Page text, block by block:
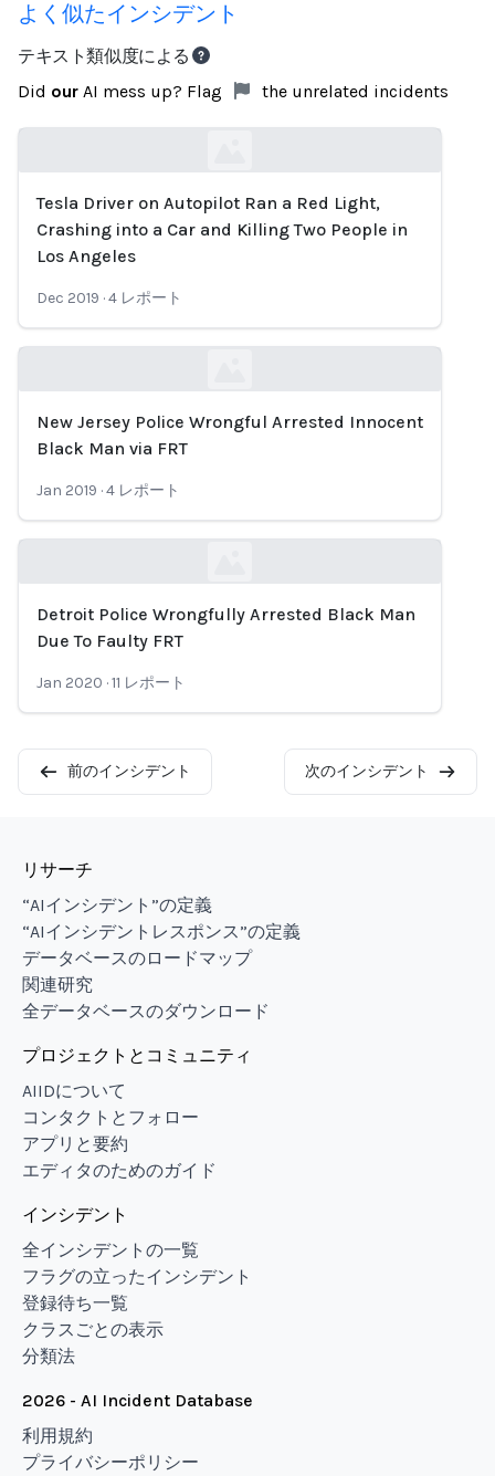
よく似たインシデント
テキスト類似度による
Did our AI mess up? Flag the unrelated incidents
Loading...
Tesla Driver on Autopilot Ran a Red Light,
Crashing into a Car and Killing Two People in
Los Angeles
Dec 2019 ·4 レポート
Loading...
New Jersey Police Wrongful Arrested Innocent
Black Man via FRT
Jan 2019 ·4 レポート
Loading...
Detroit Police Wrongfully Arrested Black Man
Due To Faulty FRT
Jan 2020 ·11 レポート
前のインシデント 次のインシデント
リサーチ
“AIインシデント”の定義
“AIインシデントレスポンス”の定義
データベースのロードマップ
関連研究
全データベースのダウンロード
プロジェクトとコミュニティ
AIIDについて
コンタクトとフォロー
アプリと要約
エディタのためのガイド
インシデント
全インシデントの一覧
フラグの立ったインシデント
登録待ち一覧
クラスごとの表示
分類法
2026 - AI Incident Database
利用規約
プライバシーポリシー